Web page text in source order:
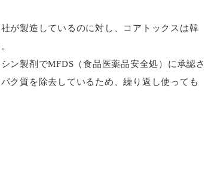
が製造しているのに対し、コアトックスは韓
ン製剤でMFDS（食品医薬品安全処）に承認さ
ク質を除去しているため、繰り返し使っても